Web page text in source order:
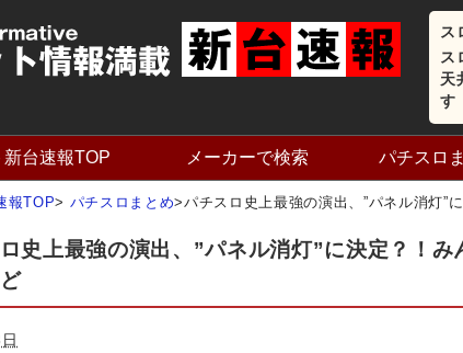
ス
ス
天
す
新台速報TOP メーカーで検索 パチスロ
報TOP> パチスロまとめ>パチスロ史上最強の演出、”パネル消灯”に
史上最強の演出、”パネル消灯”に決定？！み